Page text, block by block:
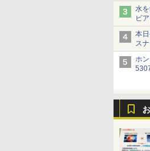
水
ビ
本
ス
と
ホ